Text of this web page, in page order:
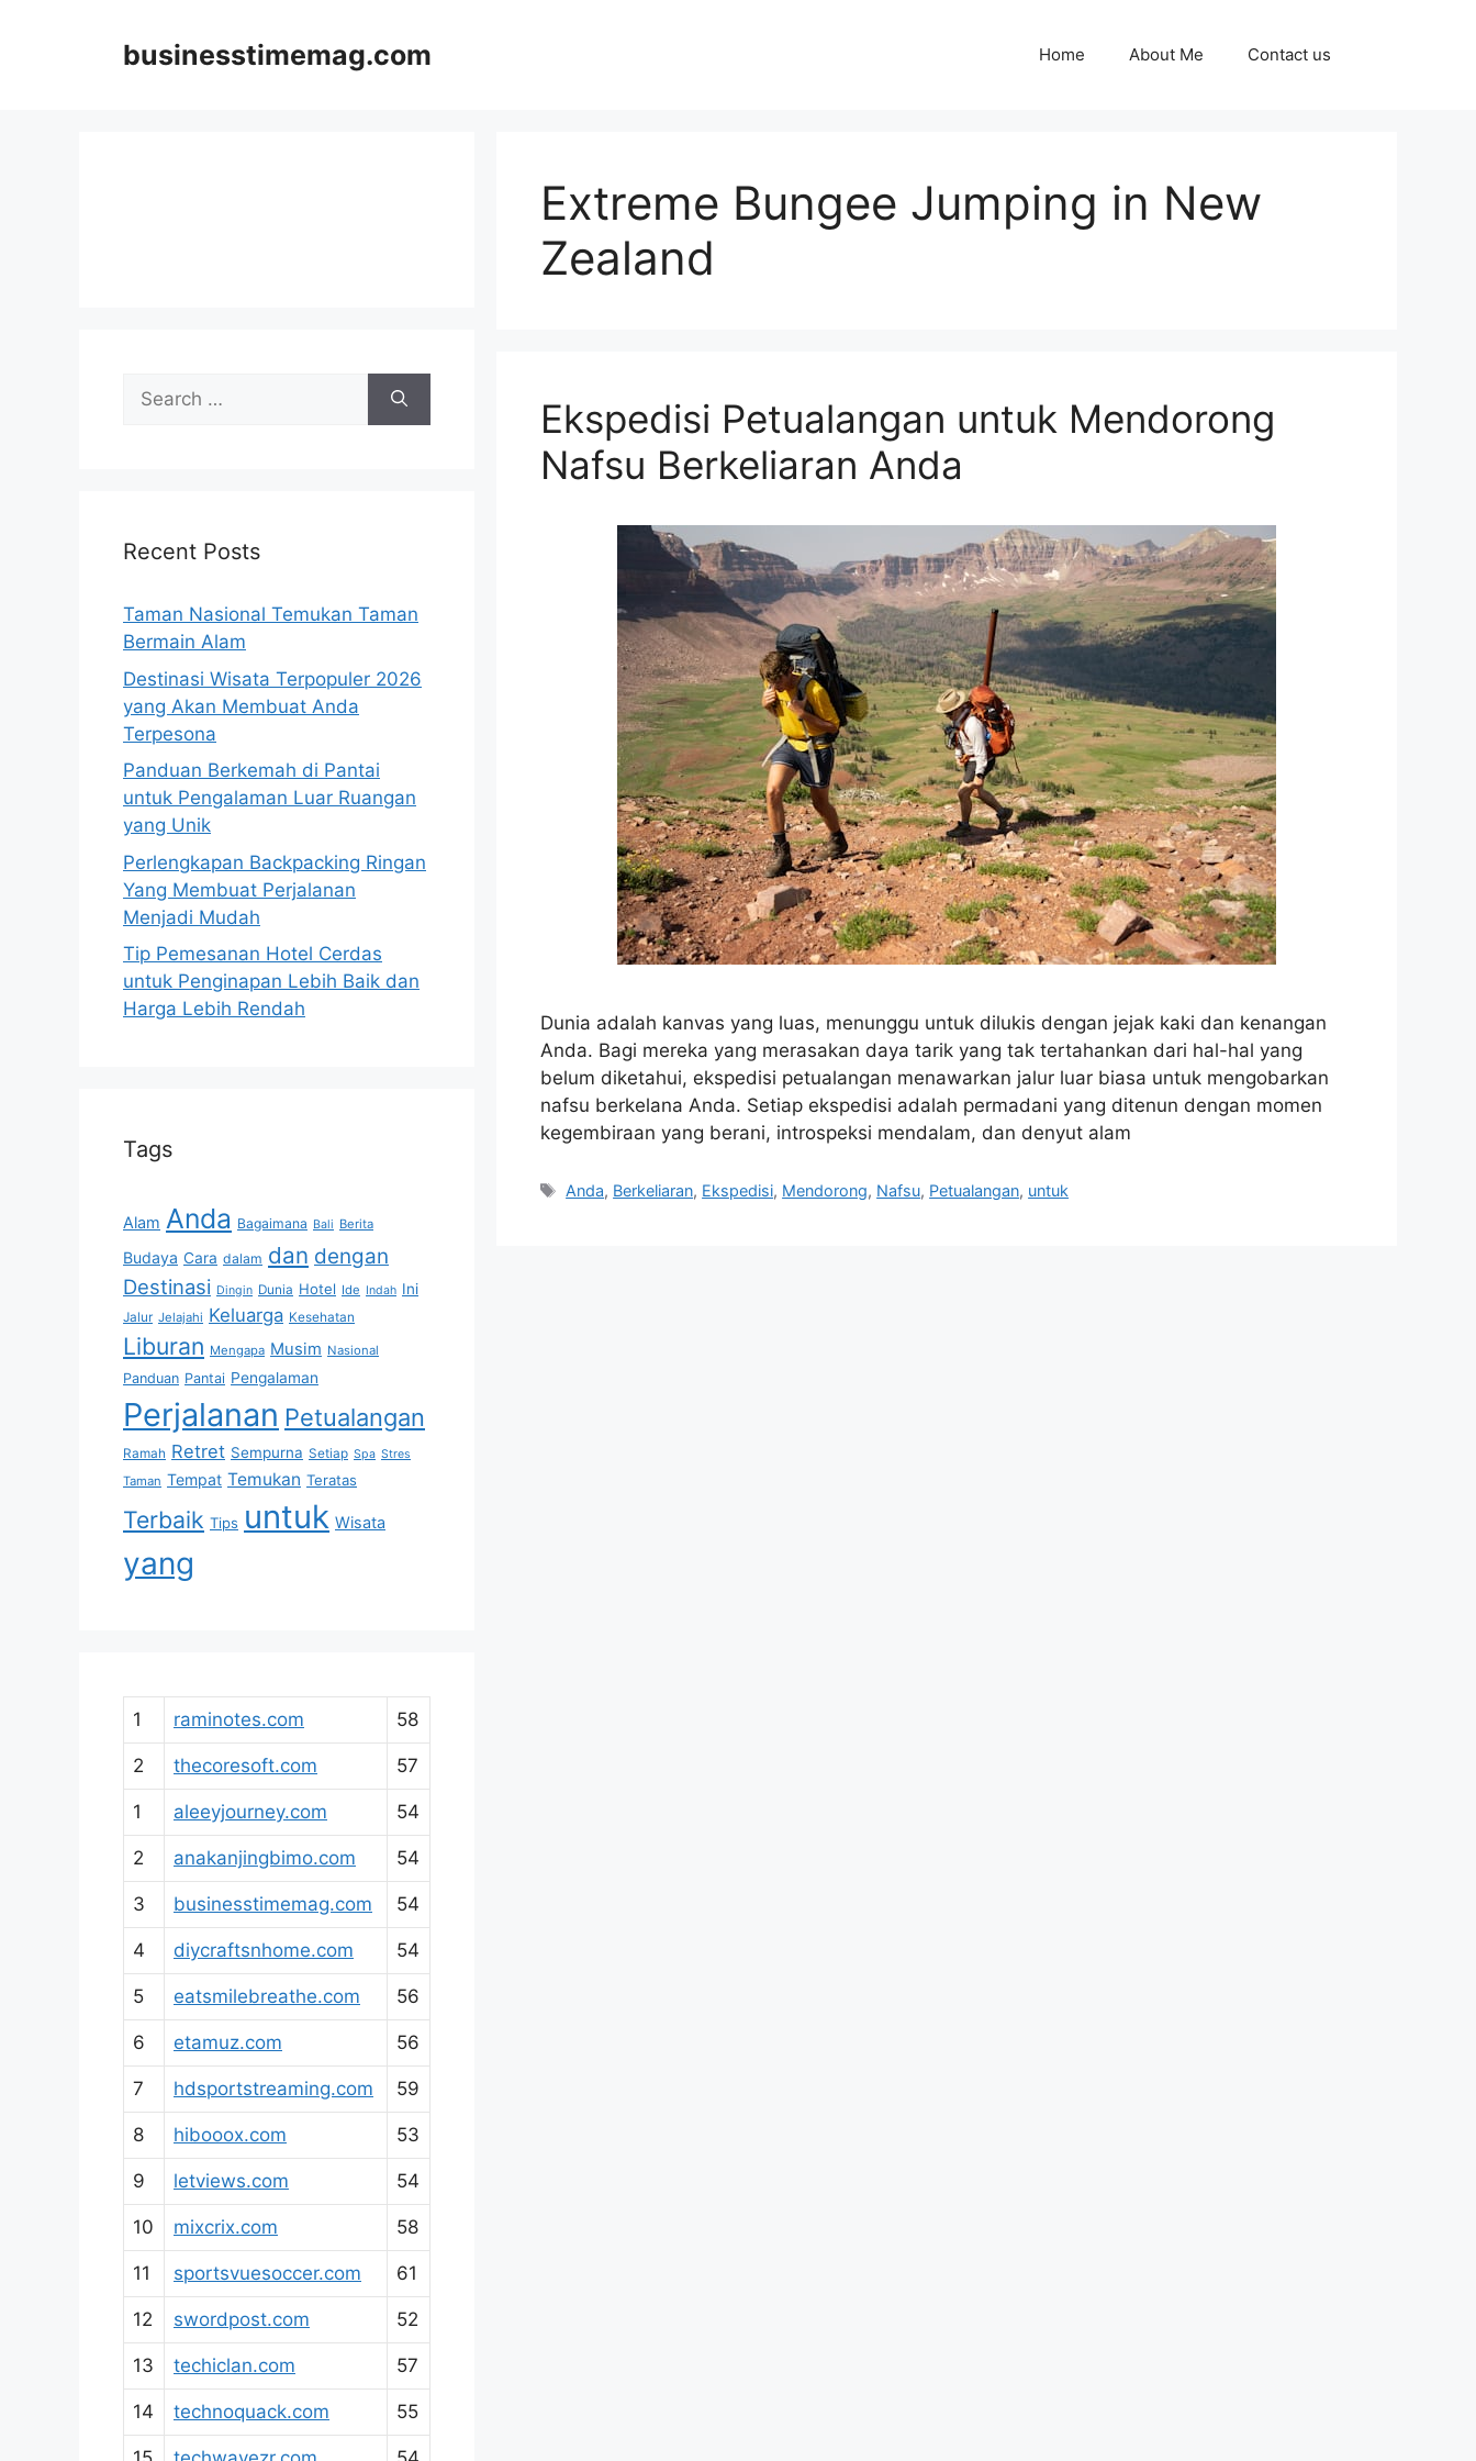
businesstimemag.com Home About Me Contact us
Extreme Bungee Jumping in New
Zealand
Ekspedisi Petualangan untuk Mendorong
Nafsu Berkeliaran Anda
Dunia adalah kanvas yang luas, menunggu untuk dilukis dengan jejak kaki dan kenangan
Anda. Bagi mereka yang merasakan daya tarik yang tak tertahankan dari hal-hal yang
belum diketahui, ekspedisi petualangan menawarkan jalur luar biasa untuk mengobarkan
nafsu berkelana Anda. Setiap ekspedisi adalah permadani yang ditenun dengan momen
kegembiraan yang berani, introspeksi mendalam, dan denyut alam
Tags
Anda, Berkeliaran, Ekspedisi, Mendorong, Nafsu, Petualangan, untuk
Search
for:
Recent Posts
Taman Nasional Temukan Taman
Bermain Alam
Destinasi Wisata Terpopuler 2026
yang Akan Membuat Anda
Terpesona
Panduan Berkemah di Pantai
untuk Pengalaman Luar Ruangan
yang Unik
Perlengkapan Backpacking Ringan
Yang Membuat Perjalanan
Menjadi Mudah
Tip Pemesanan Hotel Cerdas
untuk Penginapan Lebih Baik dan
Harga Lebih Rendah
Tags
Alam Anda Bagaimana Bali Berita
Budaya Cara dalam dan dengan
Destinasi Dingin Dunia Hotel Ide Indah Ini
Jalur Jelajahi Keluarga Kesehatan
Liburan Mengapa Musim Nasional
Panduan Pantai Pengalaman
Perjalanan Petualangan
Ramah Retret Sempurna Setiap Spa Stres
Taman Tempat Temukan Teratas
Terbaik Tips untuk Wisata
yang
1 raminotes.com 58
2 thecoresoft.com 57
1 aleeyjourney.com 54
2 anakanjingbimo.com 54
3 businesstimemag.com 54
4 diycraftsnhome.com 54
5 eatsmilebreathe.com 56
6 etamuz.com 56
7 hdsportstreaming.com 59
8 hibooox.com 53
9 letviews.com 54
10 mixcrix.com 58
11 sportsvuesoccer.com 61
12 swordpost.com 52
13 techiclan.com 57
14 technoquack.com 55